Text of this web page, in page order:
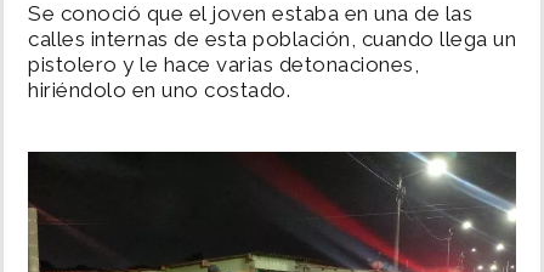
NACIONAL
POLÍTICA
DEPORTES
Se conoció que el joven estaba en una de las
calles internas de esta población, cuando llega un
pistolero y le hace varias detonaciones,
hiriéndolo en uno costado.